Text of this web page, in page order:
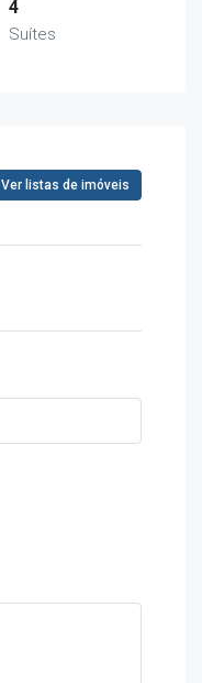
4
Suítes
Ver listas de imóveis